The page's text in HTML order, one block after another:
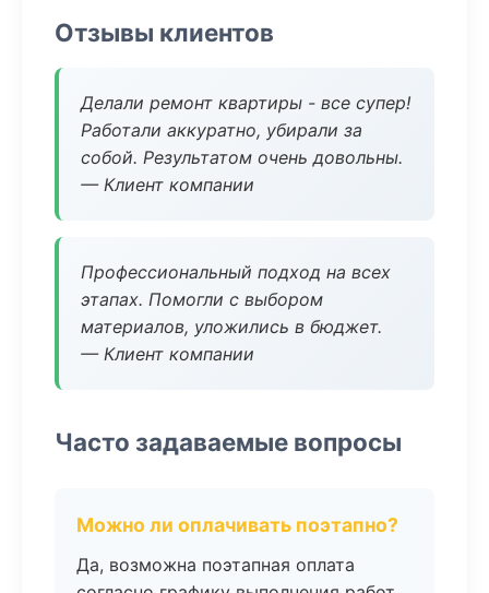
Отзывы клиентов
Делали ремонт квартиры - все супер!
Работали аккуратно, убирали за
собой. Результатом очень довольны.
— Клиент компании
Профессиональный подход на всех
этапах. Помогли с выбором
материалов, уложились в бюджет.
— Клиент компании
Часто задаваемые вопросы
Можно ли оплачивать поэтапно?
Да, возможна поэтапная оплата